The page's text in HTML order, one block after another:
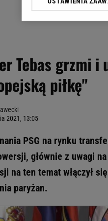
Tebas grzmi i
piłkę"
2021, 13:05
PSG na rynku
głównie z uwagi
na ten temat włączył
paryżan.
Klikając „Akceptuję”
Zaufanych Partnerów i
My, nasi Zaufani
Użycie dokładnych
Przechowywanie
badnie odbiorców i